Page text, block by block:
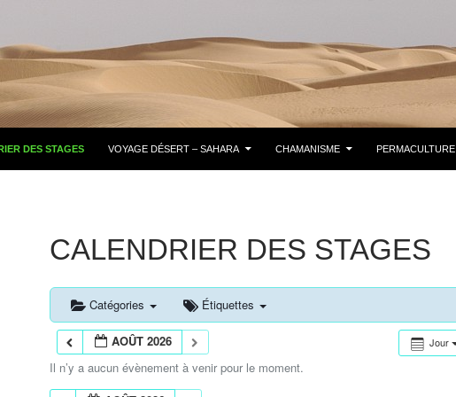
DES STAGES VOYAGE DÉSERT – SAHARA CHAMANISME PERMACULTURE
CALENDRIER DES STAGES
Catégories Étiquettes
Jour
AOÛT 2026
Il n’y a aucun évènement à venir pour le moment.